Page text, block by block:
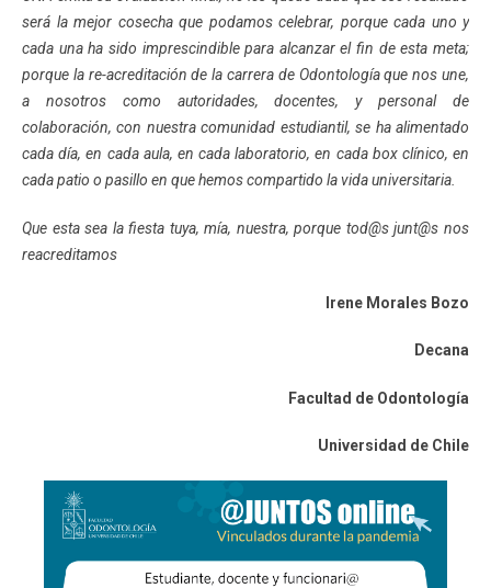
será la mejor cosecha que podamos celebrar, porque cada uno y
cada una ha sido imprescindible para alcanzar el fin de esta meta;
porque la re-acreditación de la carrera de Odontología que nos une,
a nosotros como autoridades, docentes, y personal de
colaboración, con nuestra comunidad estudiantil, se ha alimentado
cada día, en cada aula, en cada laboratorio, en cada box clínico, en
cada patio o pasillo en que hemos compartido la vida universitaria.
Que esta sea la fiesta tuya, mía, nuestra, porque tod@s junt@s nos
reacreditamos
Irene Morales Bozo
Decana
Facultad de Odontología
Universidad de Chile